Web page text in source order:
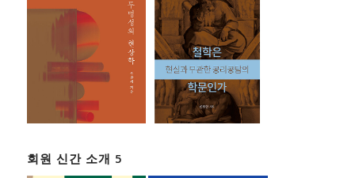
회원 신간 소개 5